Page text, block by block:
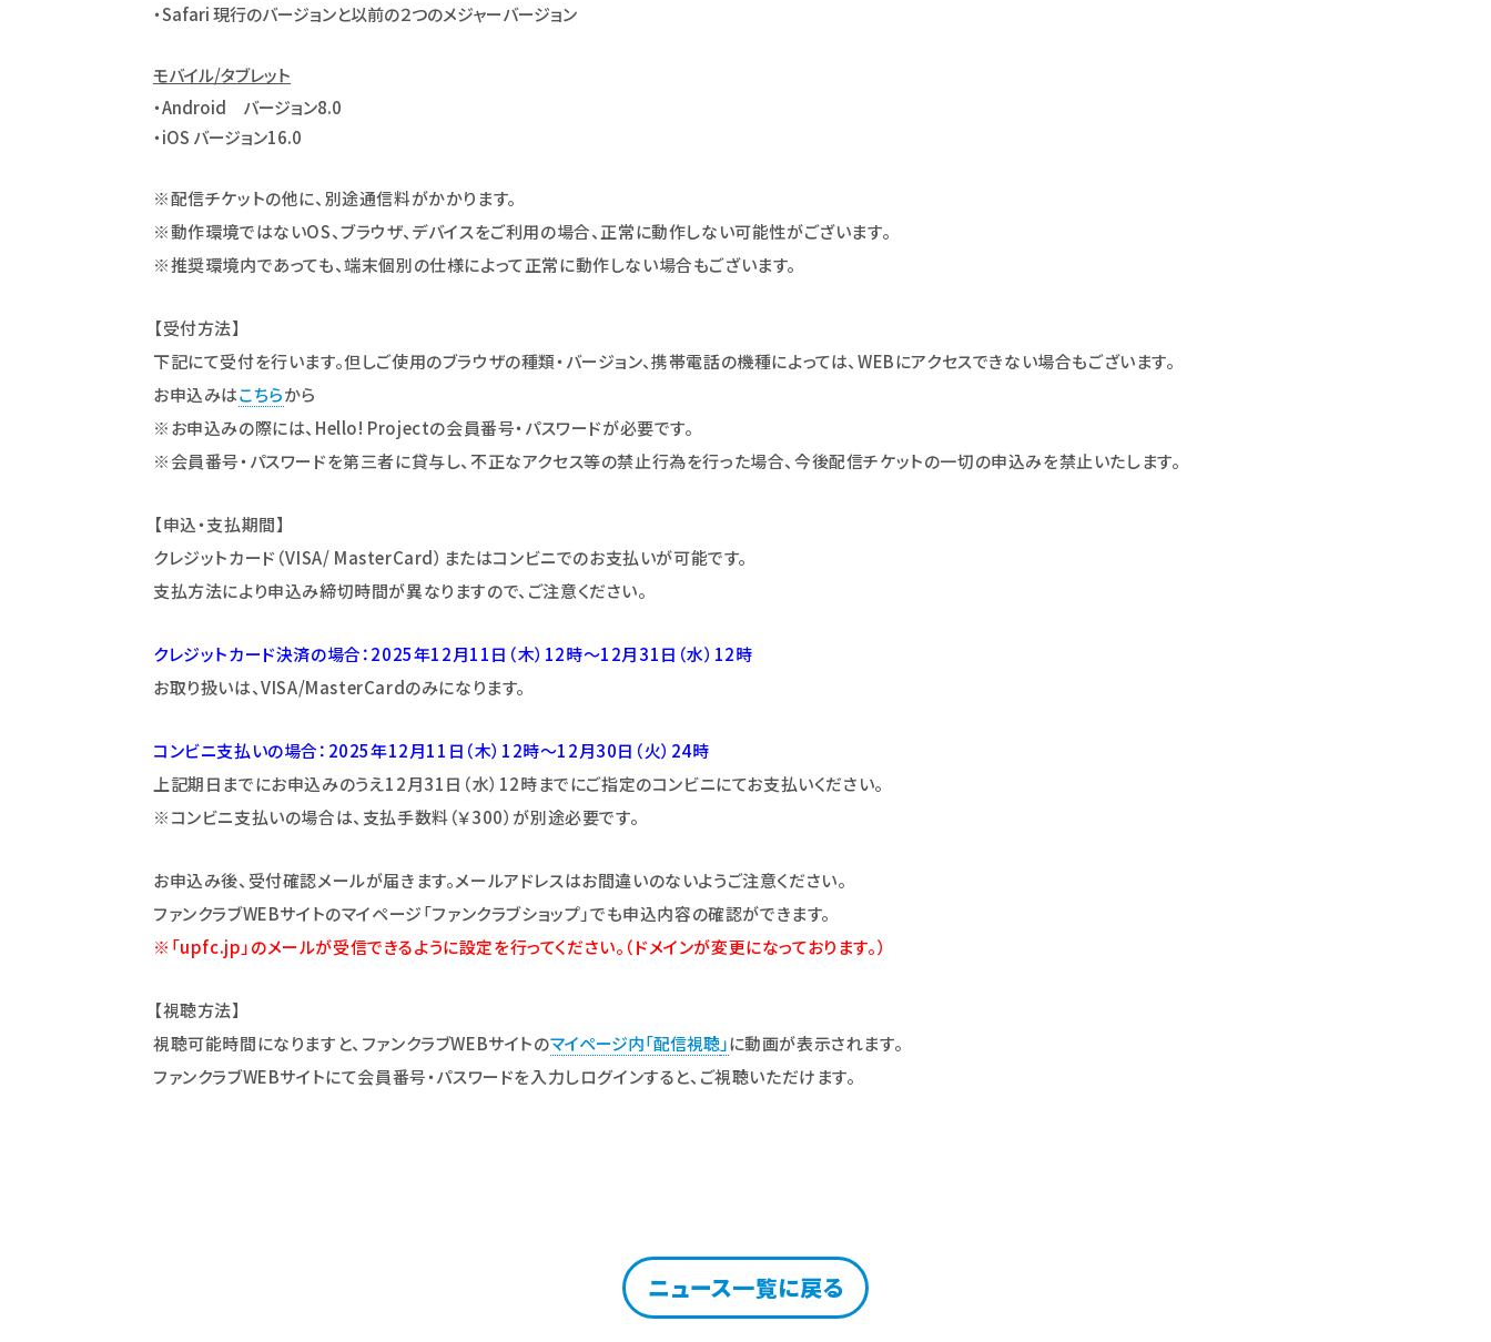
・Safari 現行のバージョンと以前の２つのメジャーバージョン
モバイル/タブレット
・Android バージョン8.0
・iOS バージョン16.0
※配信チケットの他に、別途通信料がかかります。
※動作環境ではないOS、ブラウザ、デバイスをご利用の場合、正常に動作しない可能性がございます。
※推奨環境内であっても、端末個別の仕様によって正常に動作しない場合もございます。
【受付方法】
下記にて受付を行います。但しご使用のブラウザの種類・バージョン、携帯電話の機種によっては、WEBにアクセスできない場合もございます。
お申込みはこちらから
※お申込みの際には、Hello! Projectの会員番号・パスワードが必要です。
※会員番号・パスワードを第三者に貸与し、不正なアクセス等の禁止行為を行った場合、今後配信チケットの一切の申込みを禁止いたします。
【申込・支払期間】
クレジットカード（VISA/ MasterCard）またはコンビニでのお支払いが可能です。
支払方法により申込み締切時間が異なりますので、ご注意ください。
クレジットカード決済の場合：2025年12月11日（木）12時～12月31日（水）12時
お取り扱いは、VISA/MasterCardのみになります。
コンビニ支払いの場合：2025年12月11日（木）12時～12月30日（火）24時
上記期日までにお申込みのうえ12月31日（水）12時までにご指定のコンビニにてお支払いください。
※コンビニ支払いの場合は、支払手数料（￥300）が別途必要です。
お申込み後、受付確認メールが届きます。メールアドレスはお間違いのないようご注意ください。
ファンクラブWEBサイトのマイページ「ファンクラブショップ」でも申込内容の確認ができます。
※「upfc.jp」のメールが受信できるように設定を行ってください。 （ドメインが変更になっております。）
【視聴方法】
視聴可能時間になりますと、ファンクラブWEBサイトのマイページ内「配信視聴」に動画が表示されます。
ファンクラブWEBサイトにて会員番号・パスワードを入力しログインすると、ご視聴いただけます。
ニュース一覧に戻る